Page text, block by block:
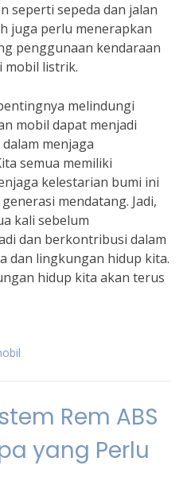
seperti sepeda dan jalan
juga perlu menerapkan
penggunaan kendaraan
mobil listrik.
melindungi
mobil dapat menjadi
menjaga
semua memiliki
kelestarian bumi ini
mendatang. Jadi,
kali sebelum
dan berkontribusi dalam
dan lingkungan hidup kita.
hidup kita akan terus
Rem ABS
yang Perlu